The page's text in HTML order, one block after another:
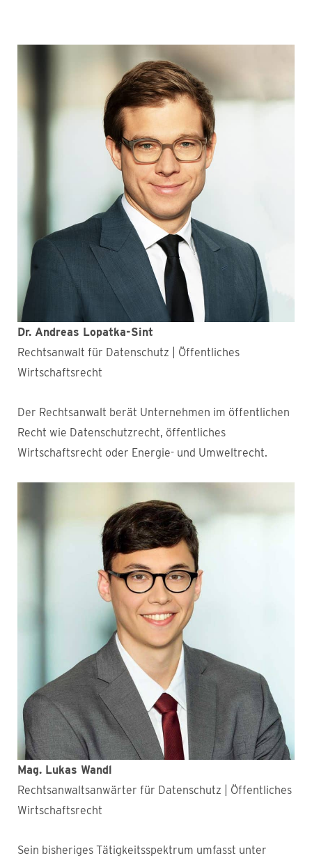
Dr. Andreas Lopatka-Sint
Rechtsanwalt für Datenschutz | Öffentliches
Wirtschaftsrecht
Der Rechtsanwalt berät Unternehmen im öffentlichen
Recht wie Datenschutzrecht, öffentliches
Wirtschaftsrecht oder Energie- und Umweltrecht.
Mag. Lukas Wandl
Rechtsanwaltsanwärter für Datenschutz | Öffentliches
Wirtschaftsrecht
Sein bisheriges Tätigkeitsspektrum umfasst unter